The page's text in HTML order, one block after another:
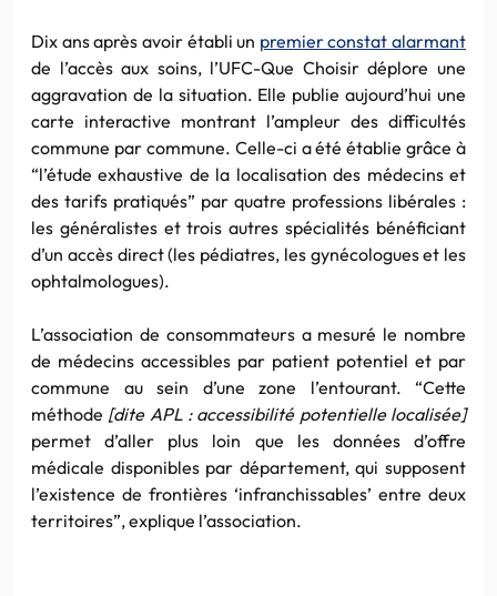
Dix ans après avoir établi un premier constat alarmant
de l’accès aux soins, l’UFC-Que Choisir déplore une
aggravation de la situation. Elle publie aujourd’hui une
carte interactive montrant l’ampleur des difficultés
commune par commune. Celle-ci a été établie grâce à
“l’étude exhaustive de la localisation des médecins et
des tarifs pratiqués” par quatre professions libérales :
les généralistes et trois autres spécialités bénéficiant
d’un accès direct (les pédiatres, les gynécologues et les
ophtalmologues).
L’association de consommateurs a mesuré le nombre
de médecins accessibles par patient potentiel et par
commune au sein d’une zone l’entourant. “Cette
méthode [dite APL : accessibilité potentielle localisée]
permet d’aller plus loin que les données d’offre
médicale disponibles par département, qui supposent
l’existence de frontières ‘infranchissables’ entre deux
territoires”, explique l’association.